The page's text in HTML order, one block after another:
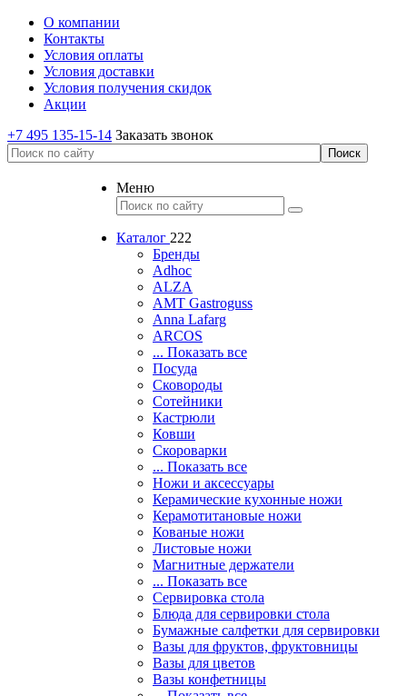
О компании
Контакты
Условия оплаты
Условия доставки
Условия получения скидок
Акции
+7 495 135-15-14 Заказать звонок
Меню
Каталог 222
Бренды
Adhoc
ALZA
AMT Gastroguss
Anna Lafarg
ARCOS
... Показать все
Посуда
Сковороды
Сотейники
Кастрюли
Ковши
Скороварки
... Показать все
Ножи и аксессуары
Керамические кухонные ножи
Керамотитановые ножи
Кованые ножи
Листовые ножи
Магнитные держатели
... Показать все
Сервировка стола
Блюда для сервировки стола
Бумажные салфетки для сервировки
Вазы для фруктов, фруктовницы
Вазы для цветов
Вазы конфетницы